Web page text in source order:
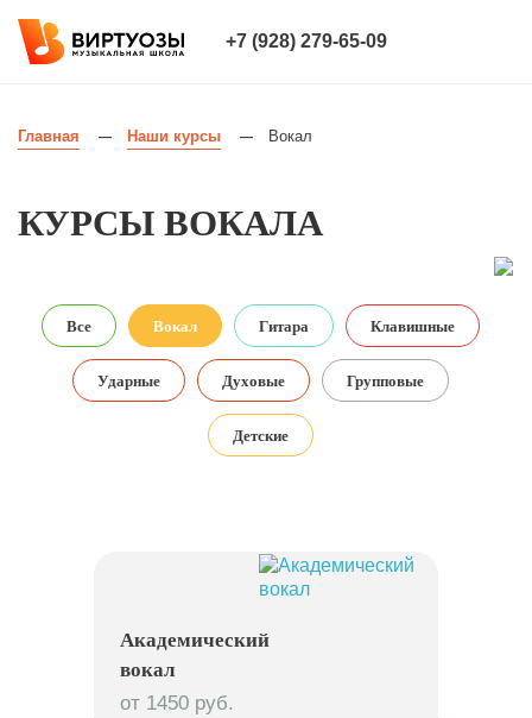
+7 (928) 279-65-09
Главная — Наши курсы — Вокал
КУРСЫ ВОКАЛА
Все Вокал Гитара Клавишные
Ударные Духовые Групповые
Детские
Академический
вокал
от 1450 руб.